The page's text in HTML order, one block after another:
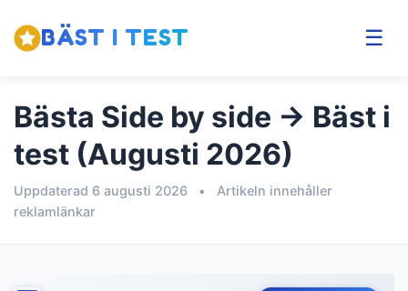
BÄST I TEST ☰
Bästa Side by side → Bäst i
test (Augusti 2026)
Uppdaterad 6 augusti 2026 •
Artikeln innehåller
reklamlänkar